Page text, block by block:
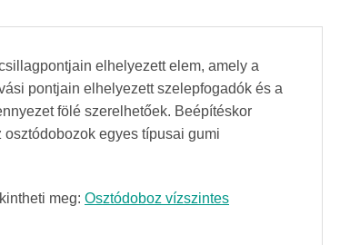
elhelyezett elem, amely a
pontjain elhelyezett szelepfogadók és a
fölé szerelhetőek. Beépítéskor
egyes típusai gumi
meg: Osztódoboz vízszintes